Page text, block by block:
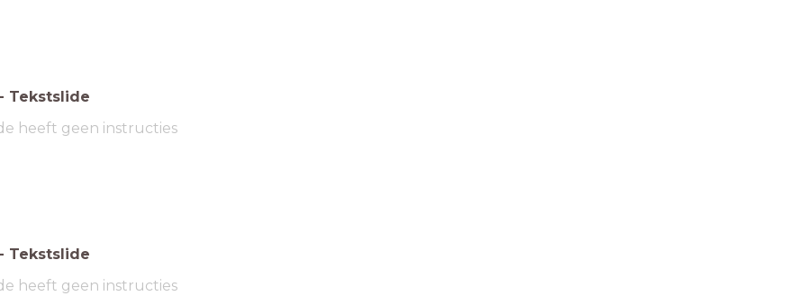
- Tekstslide
heeft geen instructies
- Tekstslide
heeft geen instructies